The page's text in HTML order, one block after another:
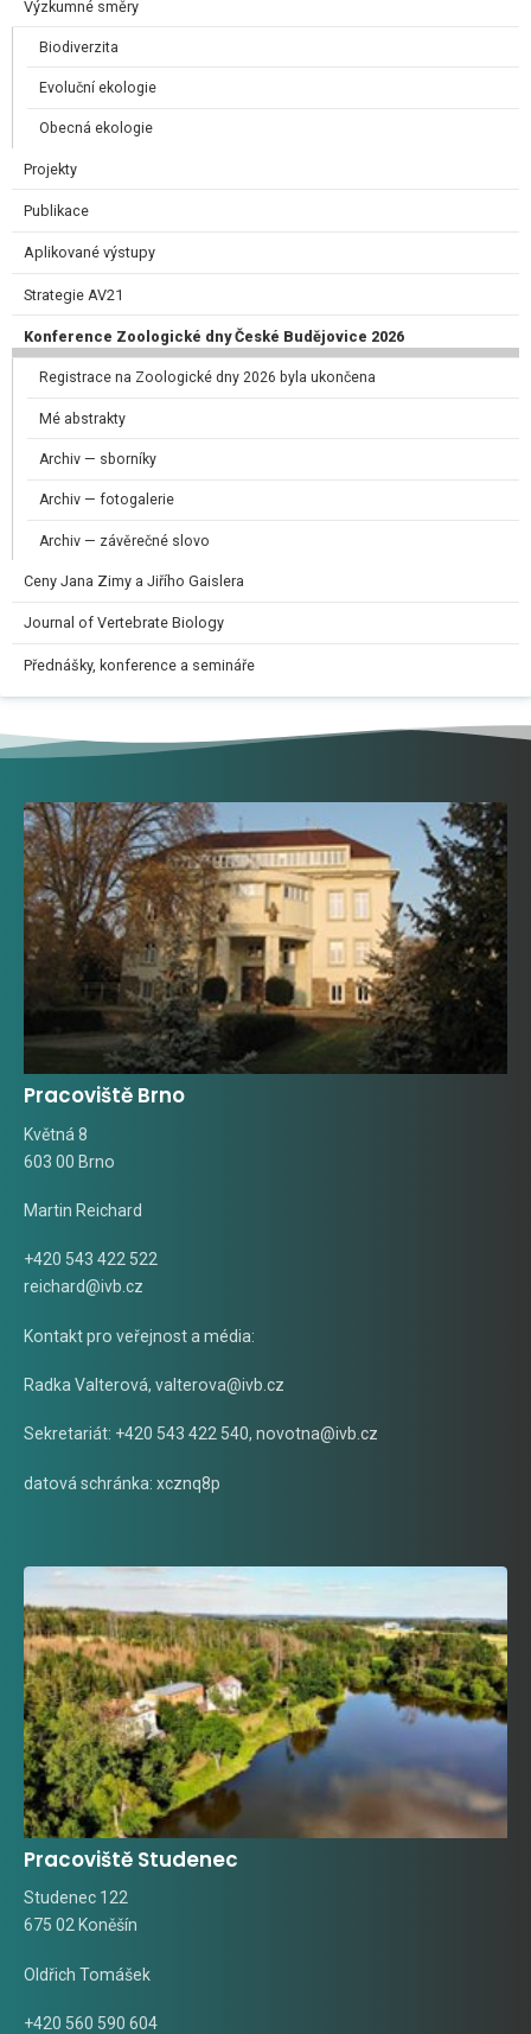
Výzkumné směry
Biodiverzita
Evoluční ekologie
Obecná ekologie
Projekty
Publikace
Aplikované výstupy
Strategie AV21
Konference Zoologické dny České Budějovice 2026
Registrace na Zoologické dny 2026 byla ukončena
Mé abstrakty
Archiv — sborníky
Archiv — fotogalerie
Archiv — závěrečné slovo
Ceny Jana Zimy a Jiřího Gaislera​
Journal of Vertebrate Biology
Přednášky, konference a semináře
Pracoviště Brno
Květná 8
603 00 Brno
Martin Reichard
+420 543 422 522
reichard@ivb.cz
Kontakt pro veřejnost a média:
Radka Valterová, valterova@ivb.cz
Sekretariát: +420 543 422 540, novotna@ivb.cz
datová schránka: xcznq8p
Pracoviště Studenec
Studenec 122
675 02 Koněšín
Oldřich Tomášek
+420 560 590 604